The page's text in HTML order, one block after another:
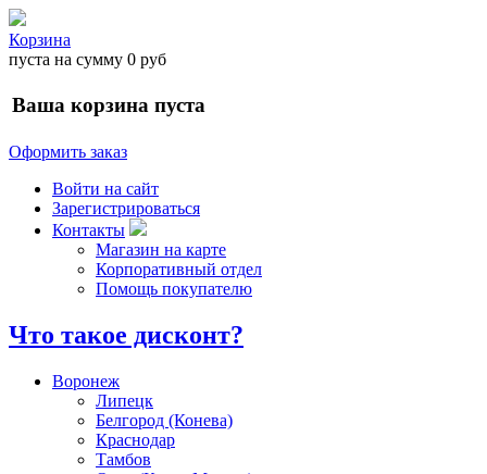
Корзина
пуста на сумму 0 руб
Ваша корзина пуста
Оформить заказ
Войти на сайт
Зарегистрироваться
Контакты
Магазин на карте
Корпоративный отдел
Помощь покупателю
Что такое дисконт?
Воронеж
Липецк
Белгород (Конева)
Краснодар
Тамбов